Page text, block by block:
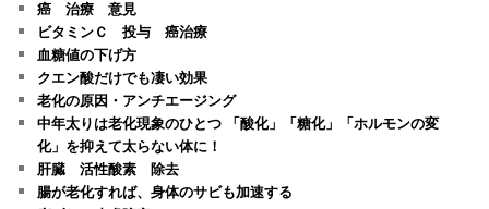
癌 治療 意見
ビタミンＣ 投与 癌治療
血糖値の下げ方
クエン酸だけでも凄い効果
老化の原因・アンチエージング
中年太りは老化現象のひとつ 「酸化」「糖化」「ホルモンの変
化」を抑えて太らない体に！
肝臓 活性酸素 除去
腸が老化すれば、身体のサビも加速する